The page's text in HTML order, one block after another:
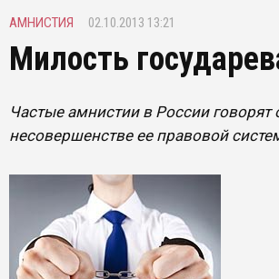
АМНИСТИЯ 02.10.2013 13:21
Милость
Частые амнистии в России говорят
несовершенстве ее правовой